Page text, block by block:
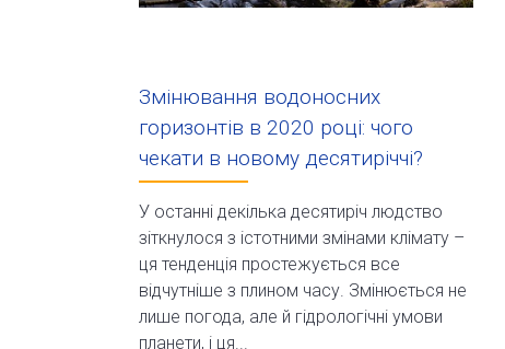
Змінювання водоносних
горизонтів в 2020 році: чого
чекати в новому десятиріччі?
У останні декілька десятиріч людство
зіткнулося з істотними змінами клімату –
ця тенденція простежується все
відчутніше з плином часу. Змінюється не
лише погода, але й гідрологічні умови
планети, і ця...